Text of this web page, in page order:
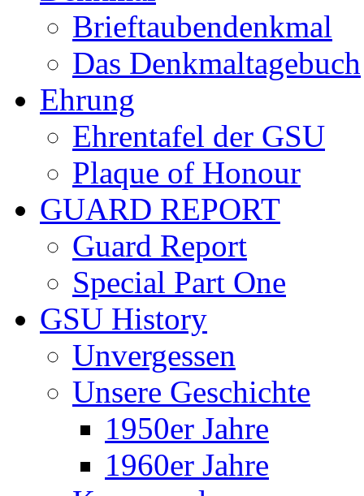
Brieftaubendenkmal
Das Denkmaltagebuch
Ehrung
Ehrentafel der GSU
Plaque of Honour
GUARD REPORT
Guard Report
Special Part One
GSU History
Unvergessen
Unsere Geschichte
1950er Jahre
1960er Jahre